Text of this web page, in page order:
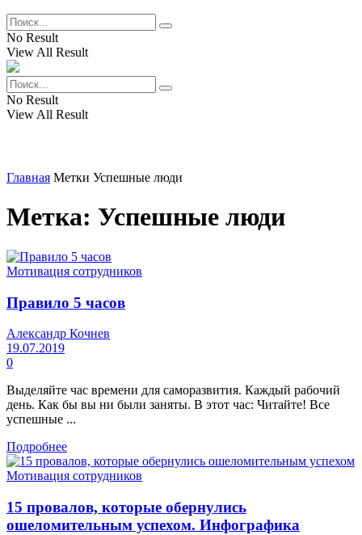
No Result
View All Result
No Result
View All Result
Главная Метки Успешные люди
Метка: Успешные люди
Мотивация сотрудников
Правило 5 часов
Александр Кочнев
19.07.2019
0
Выделяйте час времени для саморазвития. Каждый рабочий
день. Как бы вы ни были заняты. В этот час: Читайте! Все
успешные ...
Подробнее
Мотивация сотрудников
15 провалов, которые обернулись
ошеломительным успехом. Инфографика